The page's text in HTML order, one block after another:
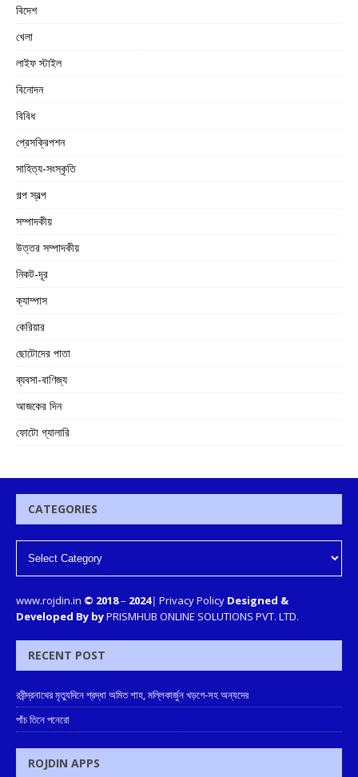
বিদেশ
খেলা
লাইফ স্টাইল
বিনোদন
বিবিধ
প্রেসক্রিপশন
সাহিত্য-সংস্কৃতি
গল্প স্বল্প
সম্পাদকীয়
উত্তর সম্পাদকীয়
নিকট-দূর
ক্যাম্পাস
কেরিয়ার
ছোটোদের পাতা
ব্যবসা-বাণিজ্য
আজকের দিন
ফোটো গ্যালারি
CATEGORIES
www.rojdin.in © 2018– 2024| Privacy Policy Designed &
Developed By byPRISMHUB ONLINE SOLUTIONS PVT. LTD.
RECENT POST
রবীন্দ্রনাথের মৃত্যুদিনে শ্রদ্ধা অমিত শাহ, মল্লিকার্জুন খড়গে-সহ অন্যদের
পাঁচ তিনে পনেরো
ROJDIN APPS